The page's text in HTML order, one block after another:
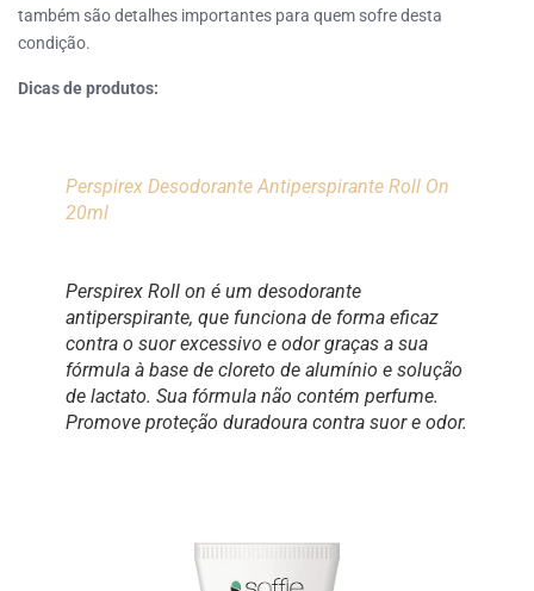
também são detalhes importantes para quem sofre desta
condição.
Dicas de produtos:
Perspirex Desodorante Antiperspirante Roll On
20ml
Perspirex Roll on é um desodorante
antiperspirante, que funciona de forma eficaz
contra o suor excessivo e odor graças a sua
fórmula à base de cloreto de alumínio e solução
de lactato. Sua fórmula não contém perfume.
Promove proteção duradoura contra suor e odor.